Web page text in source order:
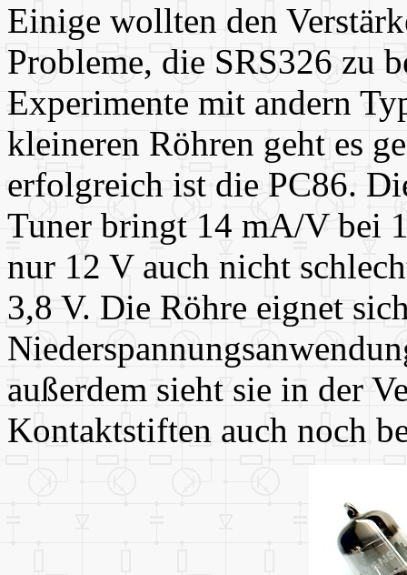
Einige wollten den
Probleme, die SRS326 zu
Experimente mit andern
kleineren Röhren geht es
erfolgreich ist die PC86.
Tuner bringt 14 mA/V bei
nur 12 V auch nicht
3,8 V. Die Röhre eignet
außerdem sieht sie in der
Kontaktstiften auch noch